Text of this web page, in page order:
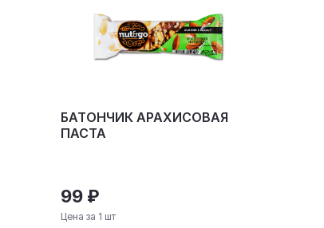
БАТОНЧИК АРАХИСОВАЯ
ПАСТА
99 ₽
Цена за 1 шт